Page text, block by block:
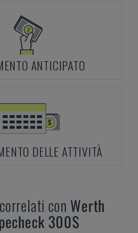
ANTICIPATO
DELLE ATTIVITÀ
con Werth
300S